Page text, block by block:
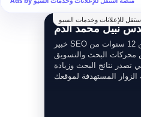
للإعلانات وخدمات السيو
نبيل محمد الدم
خبير SEO محترف مع أكثر من 12 سنوات من
محركات البحث والتسويق
تصدر نتائج البحث وزيادة